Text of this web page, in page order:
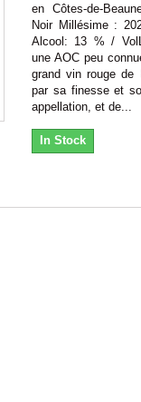
en Côtes-de-
Noir Millésime :
Alcool: 13 % /
une AOC peu
grand vin rouge de
par sa finesse et
appellation, et de...
In Stock